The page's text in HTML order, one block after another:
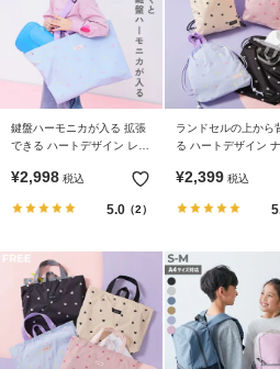
お
買
い
物
ガ
イ
ド
く
あ
る
ご
質
鍵盤ハーモニカが入る 拡張
できる ハートデザイン レッ
¥2,998 税込
5.0（2）
ランドセルの上から
る ハートデザイン ナ
¥2,399 税込